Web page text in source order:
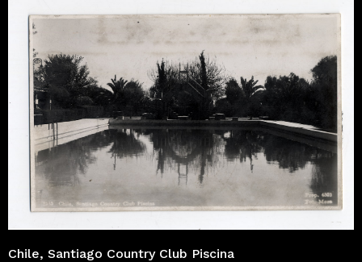
Chile, Santiago Country Club Piscina